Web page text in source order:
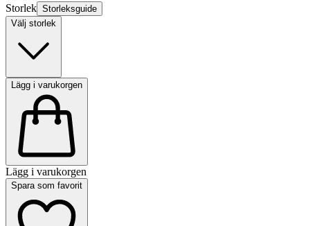
Storlek Storleksguide
Välj storlek
Lägg i varukorgen
Lägg i varukorgen
Spara som favorit